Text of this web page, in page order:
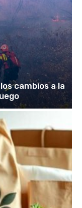
cambios a la